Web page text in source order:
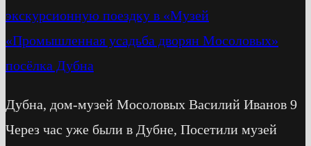
экскурсионную поездку в «Музей
«Промышленная усадьба дворян Мосоловых»
посёлка Дубна
Дубна, дом-музей Мосоловых Василий Иванов 9
Через час уже были в Дубне, Посетили музей